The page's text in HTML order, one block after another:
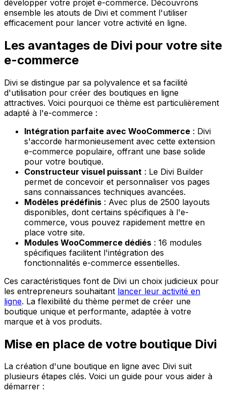
développer votre projet e-commerce. Découvrons
ensemble les atouts de Divi et comment l'utiliser
efficacement pour lancer votre activité en ligne.
Les avantages de Divi pour votre site
e-commerce
Divi se distingue par sa polyvalence et sa facilité
d'utilisation pour créer des boutiques en ligne
attractives. Voici pourquoi ce thème est particulièrement
adapté à l'e-commerce :
Intégration parfaite avec WooCommerce : Divi
s'accorde harmonieusement avec cette extension
e-commerce populaire, offrant une base solide
pour votre boutique.
Constructeur visuel puissant : Le Divi Builder
permet de concevoir et personnaliser vos pages
sans connaissances techniques avancées.
Modèles prédéfinis : Avec plus de 2500 layouts
disponibles, dont certains spécifiques à l'e-
commerce, vous pouvez rapidement mettre en
place votre site.
Modules WooCommerce dédiés : 16 modules
spécifiques facilitent l'intégration des
fonctionnalités e-commerce essentielles.
Ces caractéristiques font de Divi un choix judicieux pour
les entrepreneurs souhaitant lancer leur activité en
ligne. La flexibilité du thème permet de créer une
boutique unique et performante, adaptée à votre
marque et à vos produits.
Mise en place de votre boutique Divi
La création d'une boutique en ligne avec Divi suit
plusieurs étapes clés. Voici un guide pour vous aider à
démarrer :